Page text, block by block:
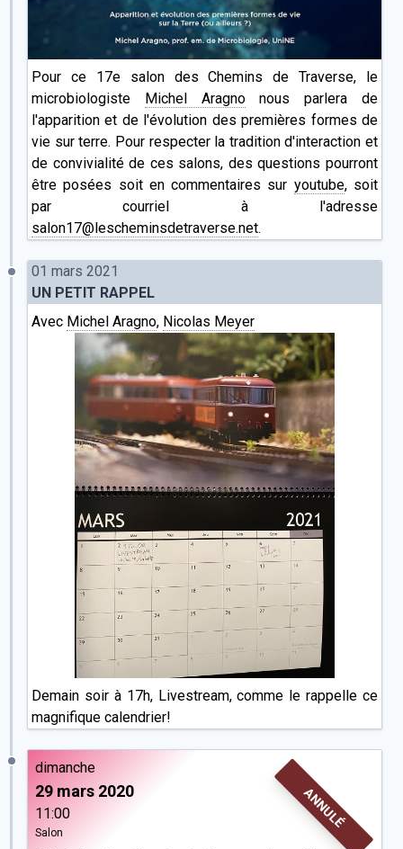
Pour ce 17e salon des Chemins de Traverse, le
microbiologiste
Michel Aragnonous parlera de
l'apparition et de l'évolution des premières formes de
vie sur terre. Pour respecter la tradition d'interaction et
de convivialité de ces salons, des questions pourront
être posées soit en commentaires sur youtube, soit
par courriel à l'adresse
salon17@lescheminsdetraverse.net.
01 mars 2021
UN PETIT RAPPEL
Avec Michel Aragno, Nicolas Meyer
Demain soir à 17h, Livestream, comme le rappelle ce
magnifique calendrier!
dimanche
29 mars 2020
11:00
Salon
ANNULÉ